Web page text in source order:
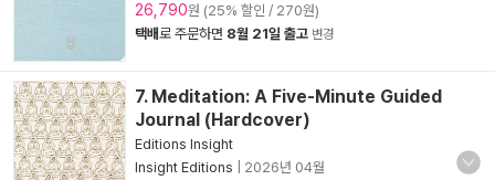
26,790원 (25% 할인 / 270원)
택배로 주문하면 8월 21일 출고 변경
7. Meditation: A Five-Minute Guided
Journal (Hardcover)
Editions Insight
Insight Editions
2026년 04월